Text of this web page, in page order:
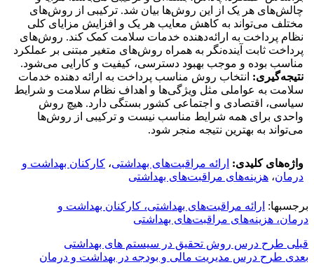
چالش‌های هر یک از این روش‌ها بیان شد. ترکیبی از روش‌های
مختلف می‌تواند به کاهش معایب هر یک و افزایش مزایای کلی
نظام پرداخت به ارائه‌دهنده خدمات سلامت کمک کند. روش‌های
پرداخت ثابت آینده‌نگر به همراه روش‌های متغیر مبتنی بر عملکرد
مناسب بوده و موجب بهبود دسترسی، کیفیت و کارایی می‌شود.
نتیجه‌گیری: انتخاب روش مناسب پرداخت به ارائه دهنده خدمات
سلامت به عواملی مثل ویژگی‌ها و اهداف نظام سلامت و شرایط
سیاسی، اقتصادی و اجتماعی کشور بستگی دارد. هیچ روش
واحدی برای همه شرایط مناسب نیست و ترکیبی از روش‌ها
می‌تواند به بهترین نتیجه منجر شود.
واژه‌های کلیدی: ارائه مراقبت‌های بهداشتی، کارکنان بهداشت و
درمان، هزینه‌های مراقبت‌های بهداشتی
برجسبها: ارائه مراقبت‌های بهداشتی، کارکنان بهداشت و
درمان، هزینه‌های مراقبت‌های بهداشتی
قبلی طرح درس روش تحقیق در سیستم های بهداشتی
بعدی طرح درس مدیریت مالی و بودجه در بهداشت و درمان